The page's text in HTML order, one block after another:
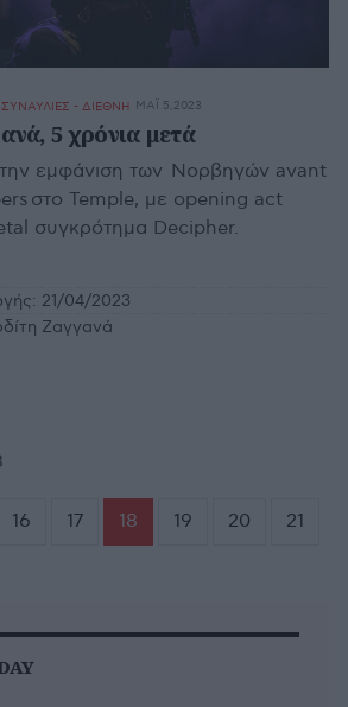
ΣΥΝΑΥΛΙΕΣ - ΔΙΕΘΝΗ ΜΆΙ 5,2023
5 χρόνια μετά
εμφάνιση των Νορβηγών avant
στο Temple, με opening act
συγκρότημα Decipher.
21/04/2023
Ζαγγανά
16 17 18 19 20 21